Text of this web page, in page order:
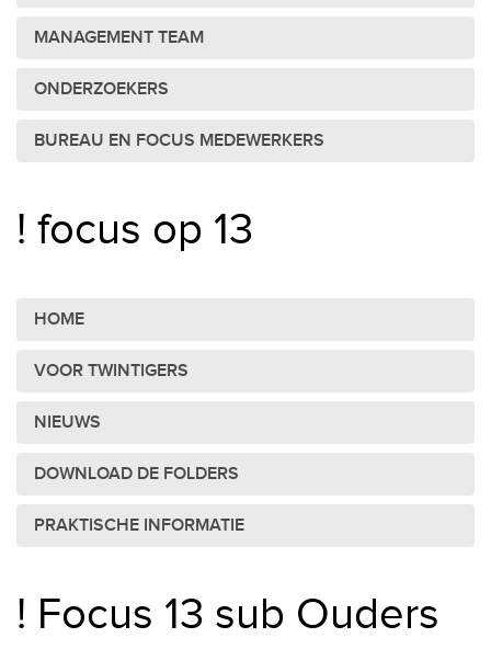
MANAGEMENT TEAM
ONDERZOEKERS
BUREAU EN FOCUS MEDEWERKERS
! focus op 13
HOME
VOOR TWINTIGERS
NIEUWS
DOWNLOAD DE FOLDERS
PRAKTISCHE INFORMATIE
! Focus 13 sub Ouders